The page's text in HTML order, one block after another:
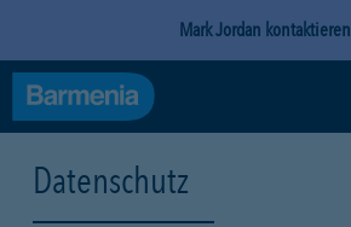
Mark Jordan kontaktieren
Datenschutz